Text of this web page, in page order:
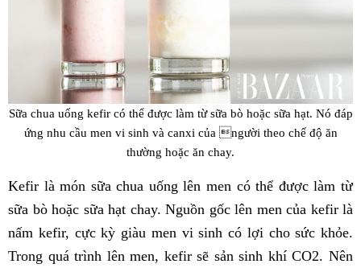
Sữa chua uống kefir có thể được làm từ sữa bò hoặc sữa hạt. Nó đáp
ứng nhu cầu men vi sinh và canxi của người theo chế độ ăn
thường hoặc ăn chay.
Kefir là món sữa chua uống lên men có thể được làm từ
sữa bò hoặc sữa hạt chay. Nguồn gốc lên men của kefir là
nấm kefir, cực kỳ giàu men vi sinh có lợi cho sức khỏe.
Trong quá trình lên men, kefir sẽ sản sinh khí CO2. Nên